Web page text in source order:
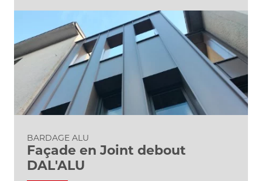
BARDAGE ALU
Façade en Joint debout
DAL'ALU